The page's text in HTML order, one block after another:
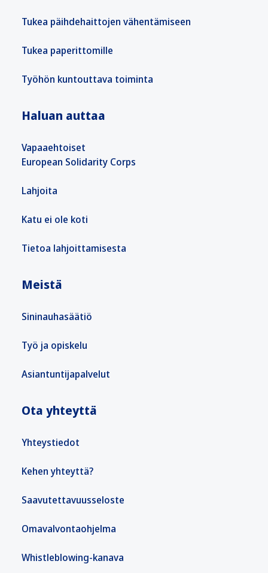
Tukea päihdehaittojen vähentämiseen
Tukea paperittomille
Työhön kuntouttava toiminta
Haluan auttaa
Vapaaehtoiset
European Solidarity Corps
Lahjoita
Katu ei ole koti
Tietoa lahjoittamisesta
Meistä
Sininauhasäätiö
Työ ja opiskelu
Asiantuntijapalvelut
Ota yhteyttä
Yhteystiedot
Kehen yhteyttä?
Saavutettavuusseloste
Omavalvontaohjelma
Whistleblowing-kanava